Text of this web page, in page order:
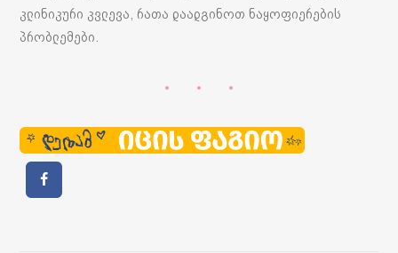
კლინიკური კვლევა, რათა დაადგინოთ ნაყოფიერების
პრობლემები.